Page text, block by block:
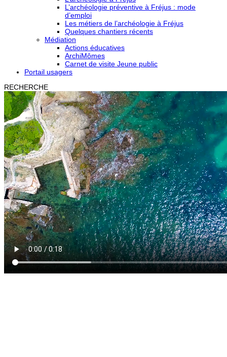
L’archéologie préventive à Fréjus : mode
d’emploi
Les métiers de l’archéologie à Fréjus
Quelques chantiers récents
Médiation
Actions éducatives
ArchiMômes
Carnet de visite Jeune public
Portail usagers
RECHERCHE